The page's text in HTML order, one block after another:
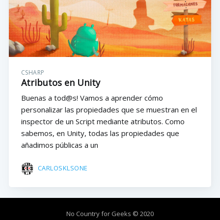
CSHARP
Atributos en Unity
Buenas a tod@s! Vamos a aprender cómo
personalizar las propiedades que se muestran en el
inspector de un Script mediante atributos. Como
sabemos, en Unity, todas las propiedades que
añadimos públicas a un
CARLOSKLSONE
No Country for Geeks © 2020